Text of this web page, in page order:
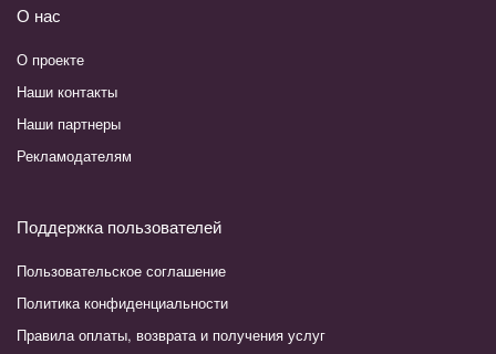
О нас
О проекте
Наши контакты
Наши партнеры
Рекламодателям
Поддержка пользователей
Пользовательское соглашение
Политика конфиденциальности
Правила оплаты, возврата и получения услуг